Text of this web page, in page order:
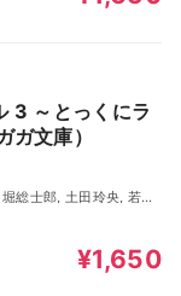
3 ～とっくにラ
ガ文庫）
¥1,650